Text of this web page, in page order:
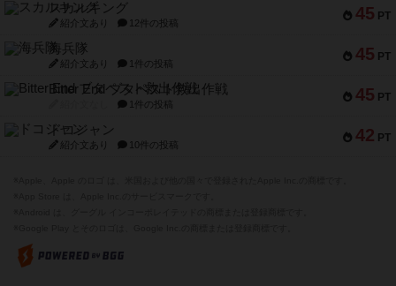
45 PT
スカルキング
紹介文あり 12件の投稿
45 PT
海兵隊
紹介文あり 1件の投稿
45 PT
Bitter End ブタペスト救出作戦
1件の投稿
42 PT
ドコジャン
紹介文あり 10件の投稿